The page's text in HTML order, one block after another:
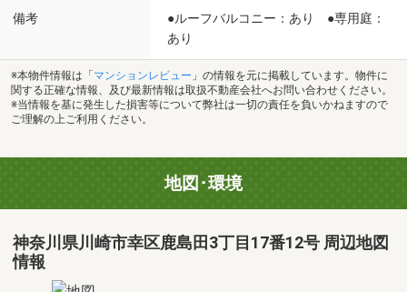
備考
●ルーフバルコニー：あり ●専用庭：
あり
※本物件情報は「 マンションレビュー 」の情報を元に掲載しています。物件に
関する正確な情報、及び最新情報は取扱不動産会社へお問い合わせください。
※当情報を基に発生した損害等について弊社は一切の責任を負いかねますので
ご理解の上ご利用ください。
地図･環境
神奈川県川崎市幸区鹿島田3丁目17番12号 周辺地図
情報